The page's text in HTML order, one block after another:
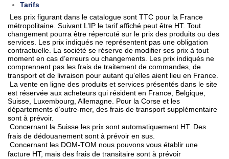
Tarifs
Les prix figurant dans le catalogue sont TTC pour la France
métropolitaine. Suivant L’IP le tarif affiché peut être HT. Tout
changement pourra être répercuté sur le prix des produits ou des
services. Les prix indiqués ne représentent pas une obligation
contractuelle. La société se réserve de modifier ses prix à tout
moment en cas d’erreurs ou changements. Les prix indiqués ne
comprennent pas les frais de traitement de commandes, de
transport et de livraison pour autant qu’elles aient lieu en France.
La vente en ligne des produits et services présentés dans le site
est réservée aux acheteurs qui résident en France, Belgique,
Suisse, Luxembourg, Allemagne. Pour la Corse et les
départements d’outre-mer, des frais de transport supplémentaire
sont à prévoir.
Concernant la Suisse les prix sont automatiquement HT. Des
frais de dédouanement sont à prévoir en sus.
Concernant les DOM-TOM nous pouvons vous établir une
facture HT, mais des frais de transitaire sont à prévoir